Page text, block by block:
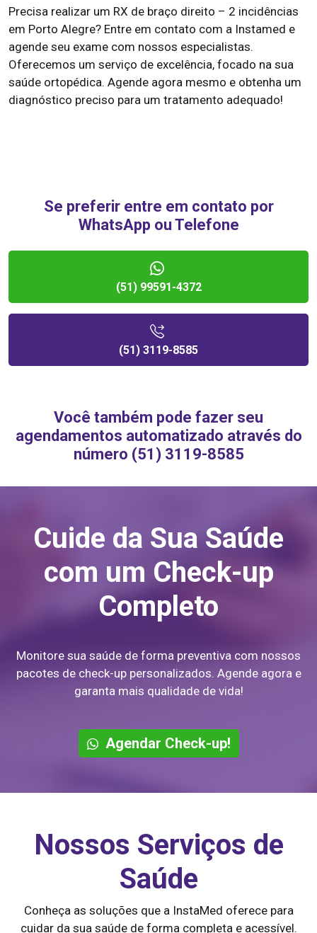
Precisa realizar um RX de braço direito – 2 incidências
em Porto Alegre? Entre em contato com a Instamed e
agende seu exame com nossos especialistas.
Oferecemos um serviço de excelência, focado na sua
saúde ortopédica. Agende agora mesmo e obtenha um
diagnóstico preciso para um tratamento adequado!
Se preferir entre em contato por
WhatsApp ou Telefone
(51) 99591-4372
(51) 3119-8585
Você também pode fazer seu
agendamentos automatizado através do
número (51) 3119-8585
Cuide da Sua Saúde
com um Check-up
Completo
Monitore sua saúde de forma preventiva com nossos
pacotes de check-up personalizados. Agende agora e
garanta mais qualidade de vida!
Agendar Check-up!
Nossos Serviços de
Saúde
Conheça as soluções que a InstaMed oferece para
cuidar da sua saúde de forma completa e acessível.